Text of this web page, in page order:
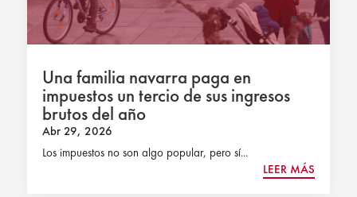
Una familia navarra paga en
impuestos un tercio de sus ingresos
brutos del año
Abr 29, 2026
Los impuestos no son algo popular, pero sí...
LEER MÁS